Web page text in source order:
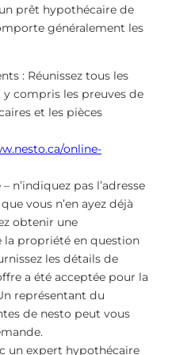
prêt hypothécaire de
généralement les
: Réunissez tous les
y compris les preuves de
et les pièces
online-
n’indiquez pas l’adresse
vous n’en ayez déjà
obtenir une
la propriété en question
les détails de
a été acceptée pour la
représentant du
de nesto peut vous
un expert hypothécaire